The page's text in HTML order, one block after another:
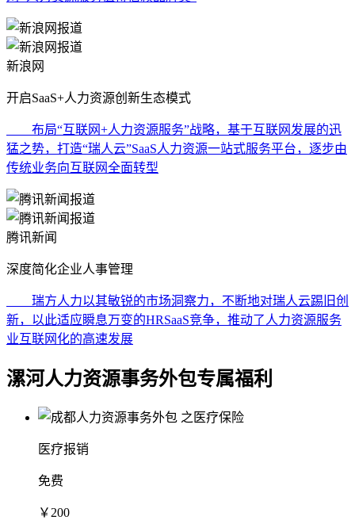
新浪网
开启SaaS+人力资源创新生态模式
布局“互联网+人力资源服务”战略，基于互联网发展的迅
猛之势，打造“瑞人云”SaaS人力资源一站式服务平台，逐步由
传统业务向互联网全面转型
腾讯新闻
深度简化企业人事管理
瑞方人力以其敏锐的市场洞察力，不断地对瑞人云踢旧创
新，以此适应瞬息万变的HRSaaS竞争，推动了人力资源服务
业互联网化的高速发展
漯河人力资源事务外包专属福利
医疗报销
免费
￥200